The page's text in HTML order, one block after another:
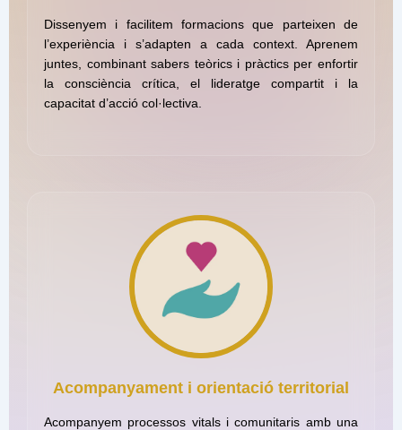
Dissenyem i facilitem formacions que parteixen de
l’experiència i s’adapten a cada context. Aprenem
juntes, combinant sabers teòrics i pràctics per enfortir
la consciència crítica, el lideratge compartit i la
capacitat d’acció col·lectiva.
Acompanyament i orientació territorial
Acompanyem processos vitals i comunitaris amb una